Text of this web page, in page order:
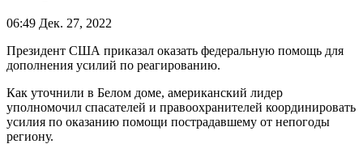
06:49 Дек. 27, 2022
Президент США приказал оказать федеральную помощь для
дополнения усилий по реагированию.
Как уточнили в Белом доме, американский лидер
уполномочил спасателей и правоохранителей координировать
усилия по оказанию помощи пострадавшему от непогоды
региону.